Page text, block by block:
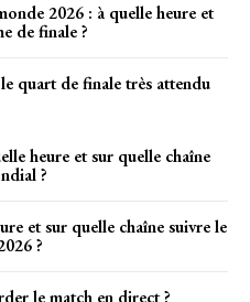
2026 : à quelle heure et
de finale ?
quart de finale très attendu
heure et sur quelle chaîne
?
et sur quelle chaîne suivre le
?